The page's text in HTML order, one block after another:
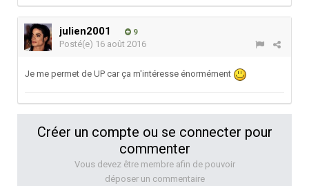
julien2001 9
Posté(e) 16 août 2016
Je me permet de UP car ça m'intéresse énormément
Créer un compte ou se connecter pour
commenter
Vous devez être membre afin de pouvoir
déposer un commentaire